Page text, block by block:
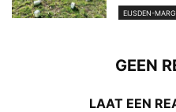
EIJSDEN-
GEEN
LAAT EEN